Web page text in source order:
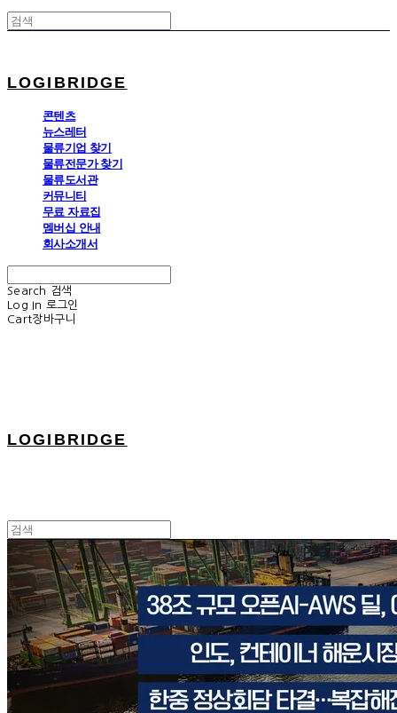
LOGIBRIDGE
콘텐츠
뉴스레터
물류기업 찾기
물류전문가 찾기
물류도서관
커뮤니티
무료 자료집
멤버십 안내
회사소개서
Search
검색
Log In 로그인
Cart장바구니
LOGIBRIDGE